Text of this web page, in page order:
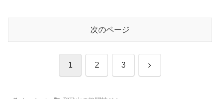
次のページ
1 2 3 次